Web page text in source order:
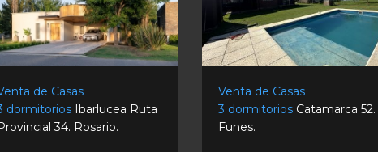
de Casas
dormitorios Ibarlucea Ruta
34. Rosario.
Venta de Casas
3 dormitorios Catamarca 52.
Funes.